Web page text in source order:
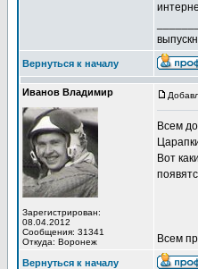
Вернуться к началу
Иванов Владимир
Зарегистрирован:
08.04.2012
Сообщения: 31341
Откуда: Воронеж
Всем
Вот
Всем
Вернуться к началу